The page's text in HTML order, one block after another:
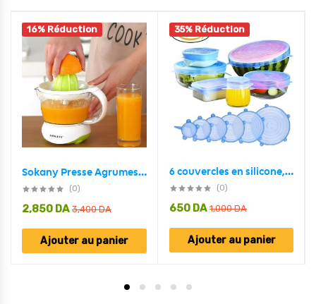
16% Réduction
Sokany Presse Agrumes Electrique 700ml
(0)
3,400DA
2,850 DA
Ajouter au panier
35% Réduction
6 couvercles en silicone, extensibles, réutilisables
(0)
1,000DA
650 DA
Ajouter au panier